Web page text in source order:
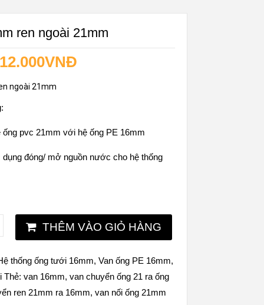
ren ngoài 21mm
12.000VNĐ
ngoài 21mm
ống pvc 21mm với hệ ống PE 16mm
dụng đóng/ mở nguồn nước cho hệ thống
THÊM VÀO GIỎ HÀNG
thống ống tưới 16mm,Van ống PE 16mm,
Thẻ:van 16mm,van chuyển ống 21 ra ống
ren 21mm ra 16mm,van nối ống 21mm